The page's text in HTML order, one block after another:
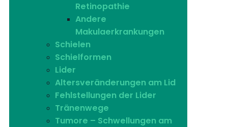
Retinopathie
Andere
Makulaerkrankungen
Schielen
Schielformen
Lider
Altersveränderungen am Lid
Fehlstellungen der Lider
Tränenwege
Tumore – Schwellungen am